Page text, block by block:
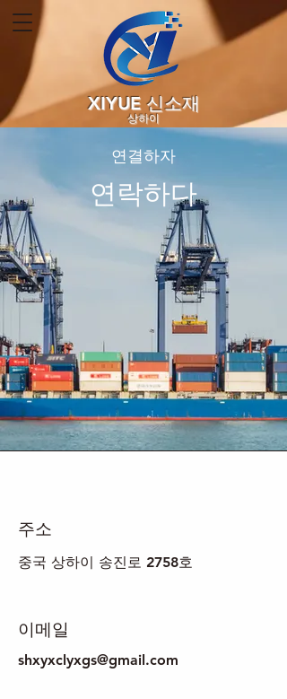
XIYUE 신소재
상하이
연결하자
연락하다
주소
중국 상하이 송진로 2758호
이메일
shxyxclyxgs@gmail.com